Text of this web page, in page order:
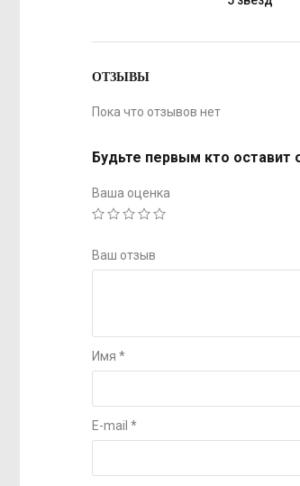
ОТЗЫВЫ
Пока что отзывов нет
Будьте первым кто
Ваша оценка
Ваш отзыв
Имя *
E-mail *